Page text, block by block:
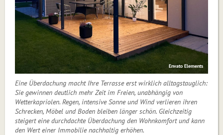
Envato Elements
Eine Überdachung macht Ihre Terrasse erst wirklich alltagstauglich:
Sie gewinnen deutlich mehr Zeit im Freien, unabhängig von
Wetterkapriolen. Regen, intensive Sonne und Wind verlieren ihren
Schrecken, Möbel und Boden bleiben länger schön. Gleichzeitig
steigert eine durchdachte Überdachung den Wohnkomfort und kann
den Wert einer Immobilie nachhaltig erhöhen.